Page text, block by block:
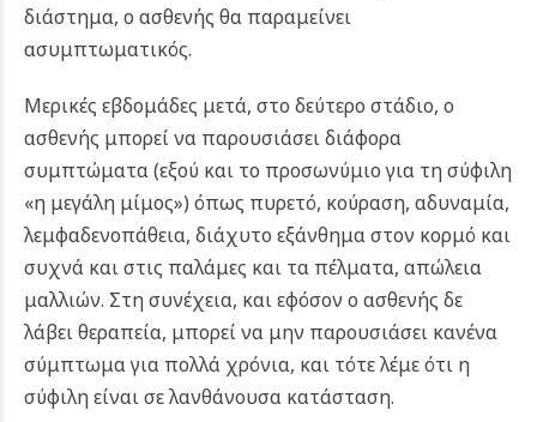
διάστημα, ο ασθενής θα παραμείνει
ασυμπτωματικός.
Μερικές εβδομάδες μετά, στο δεύτερο στάδιο, ο
ασθενής μπορεί να παρουσιάσει διάφορα
συμπτώματα (εξού και το προσωνύμιο για τη σύφιλη
«η μεγάλη μίμος») όπως πυρετό, κούραση, αδυναμία,
λεμφαδενοπάθεια, διάχυτο εξάνθημα στον κορμό και
συχνά και στις παλάμες και τα πέλματα, απώλεια
μαλλιών. Στη συνέχεια, και εφόσον ο ασθενής δε
λάβει θεραπεία, μπορεί να μην παρουσιάσει κανένα
σύμπτωμα για πολλά χρόνια, και τότε λέμε ότι η
σύφιλη είναι σε λανθάνουσα κατάσταση.